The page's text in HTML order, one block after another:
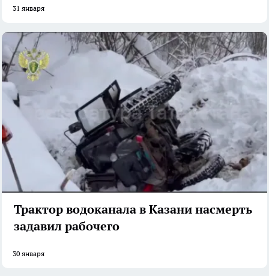
31 января
Трактор водоканала в Казани насмерть
задавил рабочего
30 января